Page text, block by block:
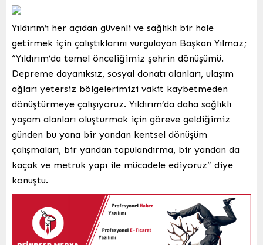
Yıldırım’ı her açıdan güvenli ve sağlıklı bir hale
getirmek için çalıştıklarını vurgulayan Başkan Yılmaz;
“Yıldırım’da temel önceliğimiz şehrin dönüşümü.
Depreme dayanıksız, sosyal donatı alanları, ulaşım
ağları yetersiz bölgelerimizi vakit kaybetmeden
dönüştürmeye çalışıyoruz. Yıldırım’da daha sağlıklı
yaşam alanları oluşturmak için göreve geldiğimiz
günden bu yana bir yandan kentsel dönüşüm
çalışmaları, bir yandan tapulandırma, bir yandan da
kaçak ve metruk yapı ile mücadele ediyoruz” diye
konuştu.